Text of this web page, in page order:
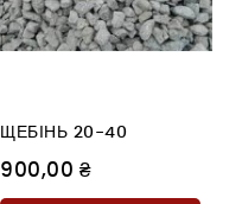
ЩЕБІНЬ 20-40
900,00 ₴